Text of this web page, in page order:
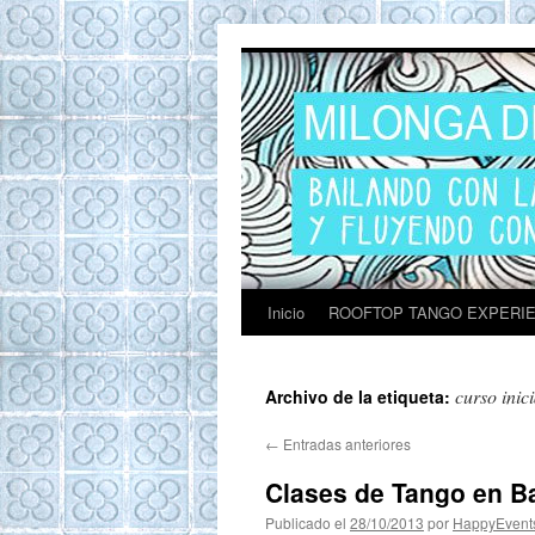
ROOFTOP
Tango en Barcelona. Clases de Tango en
Barcelona. Show Tango. barcelona
experience. Private Tango Lesson. Rooftop
Tango experience Barcelona. Tango
Barcelona
Inicio ROOFTOP TANGO
Archivo de la etiqueta: curso
← Entradas anteriores
Clases de Tango en
Publicado el 28/10/2013 por